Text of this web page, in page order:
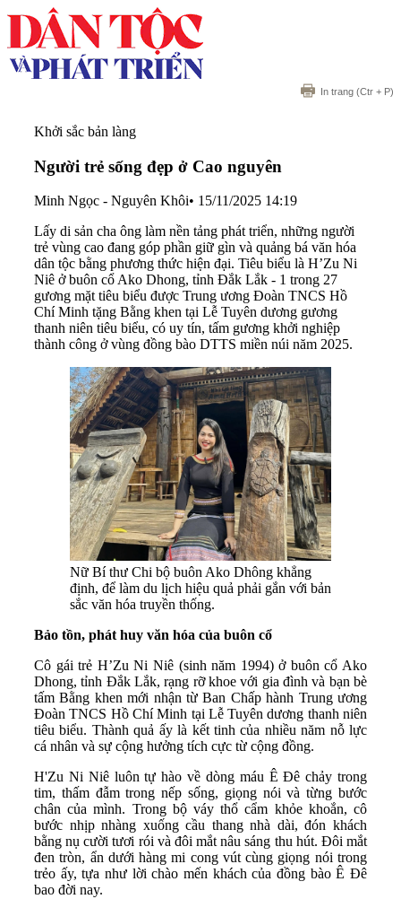
In trang (Ctr + P)
Khởi sắc bản làng
Người trẻ sống đẹp ở Cao nguyên
Minh Ngọc - Nguyên Khôi• 15/11/2025 14:19
Lấy di sản cha ông làm nền tảng phát triển, những người
trẻ vùng cao đang góp phần giữ gìn và quảng bá văn hóa
dân tộc bằng phương thức hiện đại. Tiêu biểu là H’Zu Ni
Niê ở buôn cổ Ako Dhong, tỉnh Đắk Lắk - 1 trong 27
gương mặt tiêu biểu được Trung ương Đoàn TNCS Hồ
Chí Minh tặng Bằng khen tại Lễ Tuyên dương gương
thanh niên tiêu biểu, có uy tín, tấm gương khởi nghiệp
thành công ở vùng đồng bào DTTS miền núi năm 2025.
Nữ Bí thư Chi bộ buôn Ako Dhông khẳng
định, để làm du lịch hiệu quả phải gắn với bản
sắc văn hóa truyền thống.
Bảo tồn, phát huy văn hóa của buôn cổ
Cô gái trẻ H’Zu Ni Niê (sinh năm 1994) ở buôn cổ Ako
Dhong, tỉnh Đắk Lắk, rạng rỡ khoe với gia đình và bạn bè
tấm Bằng khen mới nhận từ Ban Chấp hành Trung ương
Đoàn TNCS Hồ Chí Minh tại Lễ Tuyên dương thanh niên
tiêu biểu. Thành quả ấy là kết tinh của nhiều năm nỗ lực
cá nhân và sự cộng hưởng tích cực từ cộng đồng.
H'Zu Ni Niê luôn tự hào về dòng máu Ê Đê chảy trong
tim, thấm đẫm trong nếp sống, giọng nói và từng bước
chân của mình. Trong bộ váy thổ cẩm khỏe khoắn, cô
bước nhịp nhàng xuống cầu thang nhà dài, đón khách
bằng nụ cười tươi rói và đôi mắt nâu sáng thu hút. Đôi mắt
đen tròn, ẩn dưới hàng mi cong vút cùng giọng nói trong
trẻo ấy, tựa như lời chào mến khách của đồng bào Ê Đê
bao đời nay.